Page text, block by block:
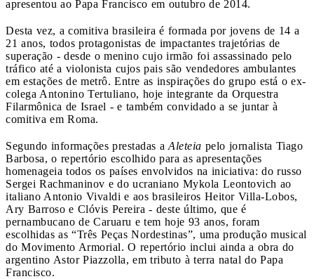
apresentou ao Papa Francisco em outubro de 2014.
Desta vez, a comitiva brasileira é formada por jovens de 14 a
21 anos, todos protagonistas de impactantes trajetórias de
superação - desde o menino cujo irmão foi assassinado pelo
tráfico até a violonista cujos pais são vendedores ambulantes
em estações de metrô. Entre as inspirações do grupo está o ex-
colega Antonino Tertuliano, hoje integrante da Orquestra
Filarmônica de Israel - e também convidado a se juntar à
comitiva em Roma.
Segundo informações prestadas a Aleteia pelo jornalista Tiago
Barbosa, o repertório escolhido para as apresentações
homenageia todos os países envolvidos na iniciativa: do russo
Sergei Rachmaninov e do ucraniano Mykola Leontovich ao
italiano Antonio Vivaldi e aos brasileiros Heitor Villa-Lobos,
Ary Barroso e Clóvis Pereira - deste último, que é
pernambucano de Caruaru e tem hoje 93 anos, foram
escolhidas as “Três Peças Nordestinas”, uma produção musical
do Movimento Armorial. O repertório inclui ainda a obra do
argentino Astor Piazzolla, em tributo à terra natal do Papa
Francisco.